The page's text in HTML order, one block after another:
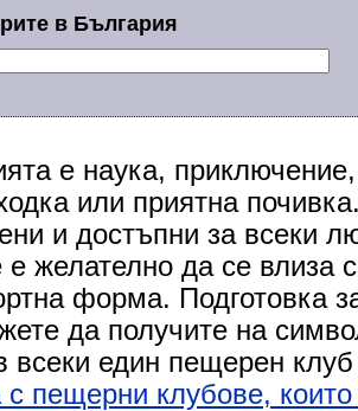
в България
е наука,
или приятна
и достъпни за всеки
е желателно да се влиза
форма. Подготовка
да получите на
всеки един пещерен
с пещерни клубове,